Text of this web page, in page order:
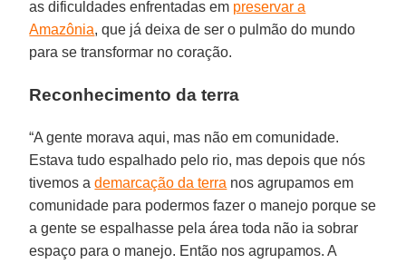
as dificuldades enfrentadas em preservar a
Amazônia, que já deixa de ser o pulmão do mundo
para se transformar no coração.
Reconhecimento da terra
“A gente morava aqui, mas não em comunidade.
Estava tudo espalhado pelo rio, mas depois que nós
tivemos ademarcação da terra nos agrupamos em
comunidade para podermos fazer o manejo porque se
a gente se espalhasse pela área toda não ia sobrar
espaço para o manejo. Então nos agrupamos. A